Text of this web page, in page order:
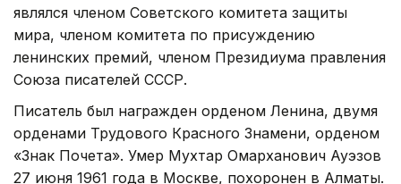
являлся членом Советского комитета защиты
мира, членом комитета по присуждению
ленинских премий, членом Президиума правления
Союза писателей СССР.
Писатель был награжден орденом Ленина, двумя
орденами Трудового Красного Знамени, орденом
«Знак Почета». Умер Мухтар Омарханович Ауэзов
27 июня 1961 года в Москве, похоронен в Алматы.